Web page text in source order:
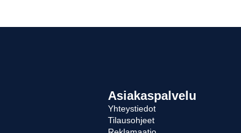
Asiakaspalvelu
Yhteystiedot
Tilausohjeet